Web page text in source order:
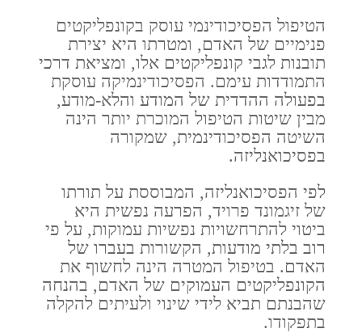
הטיפול הפסיכודינמי עוסק בקונפליקטים
פנימיים של האדם, ומטרתו היא יצירת
תובנות לגבי קונפליקטים אלו, ומציאת דרכי
התמודדות עימם. הפסיכודינמיקה עוסקת
בפעולה ההדדית של המודע והלא-מודע,
מבין שיטות הטיפול המוכרת יותר הינה
השיטה הפסיכודינמית, שמקורה
בפסיכואנליזה.
לפי הפסיכואנליזה, המבוססת על תורתו
של זיגמונד פרויד, הפרעה נפשית היא
ביטוי להתרחשויות נפשיות עמוקות, על פי
רוב בלתי מודעות, הקשורות בעברו של
האדם. בטיפול המטרה הינה לחשוף את
הקונפליקטים העמוקים של האדם, בהנחה
שהבנתם תביא לידי שינוי ולעיתים להקלה
בתפקודו.